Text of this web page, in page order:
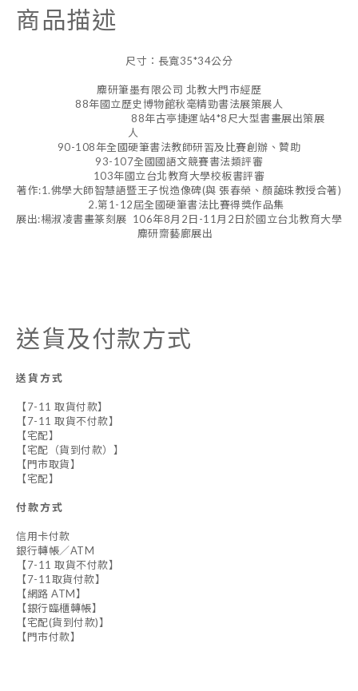
商品描述
尺寸：長寬35*34公分
麋研筆墨有限公司 北教大門市經歷
88年國立歷史博物館秋毫精勁書法展策展人
88年古亭捷運站4*8尺大型書畫展出策展
人
90-108年全國硬筆書法教師研習及比賽創辦、贊助
93-107全國國語文競賽書法類評審
103年國立台北教育大學校板書評審
著作:1.佛學大師智慧語暨王子悅造像碑(與 張春榮、顏藹珠教授合著)
2.第1-12屆全國硬筆書法比賽得獎作品集
展出:楊淑凌書畫篆刻展 106年8月2日-11月2日於國立台北教育大學
麋研齋藝廊展出
送貨及付款方式
送貨方式
【7-11 取貨付款】
【7-11 取貨不付款】
【宅配】
【宅配（貨到付款）】
【門市取貨】
【宅配】
付款方式
信用卡付款
銀行轉帳／ATM
【7-11 取貨不付款】
【7-11取貨付款】
【網路 ATM】
【銀行臨櫃轉帳】
【宅配(貨到付款)】
【門市付款】